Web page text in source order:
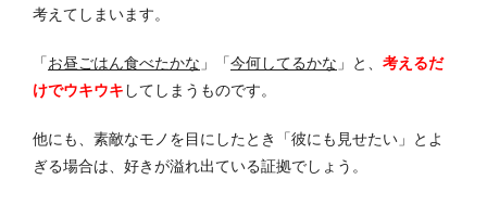
考えてしまいます。
「お昼ごはん食べたかな 」「今何してるかな 」と、 考えるだ
けでウキウキ してしまうものです。
他にも、素敵なモノを目にしたとき「彼にも見せたい」とよ
ぎる場合は、好きが溢れ出ている証拠でしょう。